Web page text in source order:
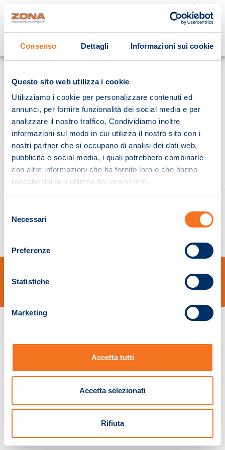
Consenso Dettagli Informazioni sui cookie
Questo sito web utilizza i cookie
Utilizziamo i cookie per personalizzare contenuti ed
annunci, per fornire funzionalità dei social media e per
analizzare il nostro traffico. Condividiamo inoltre
informazioni sul modo in cui utilizza il nostro sito con i
nostri partner che si occupano di analisi dei dati web,
pubblicità e social media, i quali potrebbero combinarle
con altre informazioni che ha fornito loro o che hanno
raccolto dal suo utilizzo dei loro servizi.
delNecessari
Preferenze
Statistiche
Marketing
Accetta tutti
Accetta selezionati
Rifiuta
Cosa stai cercando?
Pistoia 01680210505 – R.E.A. n.155974 - Cap.Soc. € 2.000.000,00 i.v. La
Società adotta il Codice Etico D.lgs. 231/01